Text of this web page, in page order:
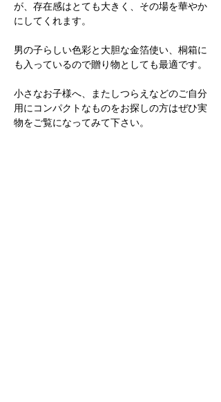
が、存在感はとても大きく、その場を華やか
にしてくれます。
男の子らしい色彩と大胆な金箔使い、桐箱に
も入っているので贈り物としても最適です。
小さなお子様へ、またしつらえなどのご自分
用にコンパクトなものをお探しの方はぜひ実
物をご覧になってみて下さい。